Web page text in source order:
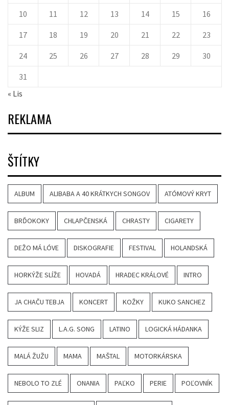
10 11 12 13 14 15 16
17 18 19 20 21 22 23
24 25 26 27 28 29 30
31
« Lis
REKLAMA
ŠTÍTKY
ALBUM ALIBABA A 40 KRÁTKYCH SONGOV ATÓMOVÝ KRYT
BRĎOKOKY CHLAPČENSKÁ CHRASTY CIGARETY
DEŽO MÁ LÓVE DISKOGRAFIE FESTIVAL HOLANDSKÁ
HORKÝŽE SLÍŽE HOVADÁ HRADEC KRÁLOVÉ INTRO
JA CHAČU TEBJA KONCERT KOŽKY KUKO SANCHEZ
KÝŽE SLIZ L.A.G. SONG LATINO LOGICKÁ HÁDANKA
MALÁ ŽUŽU MAMA MAŠTAL MOTORKÁRSKA
NEBOLO TO ZLÉ ONANIA PAĽKO PERIE POĽOVNÍK